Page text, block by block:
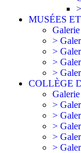
MUSÉES
>
>
>
>
COLLÈGE
>
>
>
>
>